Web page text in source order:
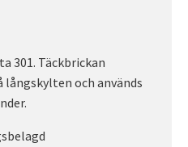
301. Täckbrickan
och används